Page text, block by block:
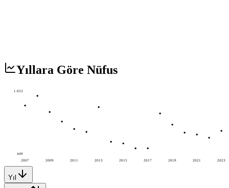
Yıllara Göre Nüfus
2007 2009 2011 2013 2015 2017 2019 2021 2023
1.053
449
Yıl